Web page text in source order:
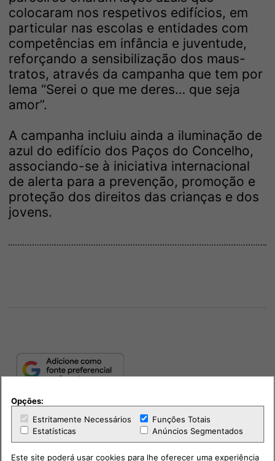
colocaram nos respetivos edifícios, em
particular nas escolas e entidades com
competências em infância e juventude,
reforçando a sensibilização dos maus-
tratos, através da campanha que tem por
lema “Serei o que me deres… que seja
amor”.
A campanha incluiu ainda a iluminação de
azul do edifício dos Paços do Concelho,
associando-se à iniciativa internacional
de alerta para a prevenção, promoção e
proteção dos direitos das crianças e dos
jovens.
Opções:
Estritamente Necessários
Funções Totais
Estatísticas
Anúncios Segmentados
Este site poderá usar cookies para lhe oferecer uma experiência